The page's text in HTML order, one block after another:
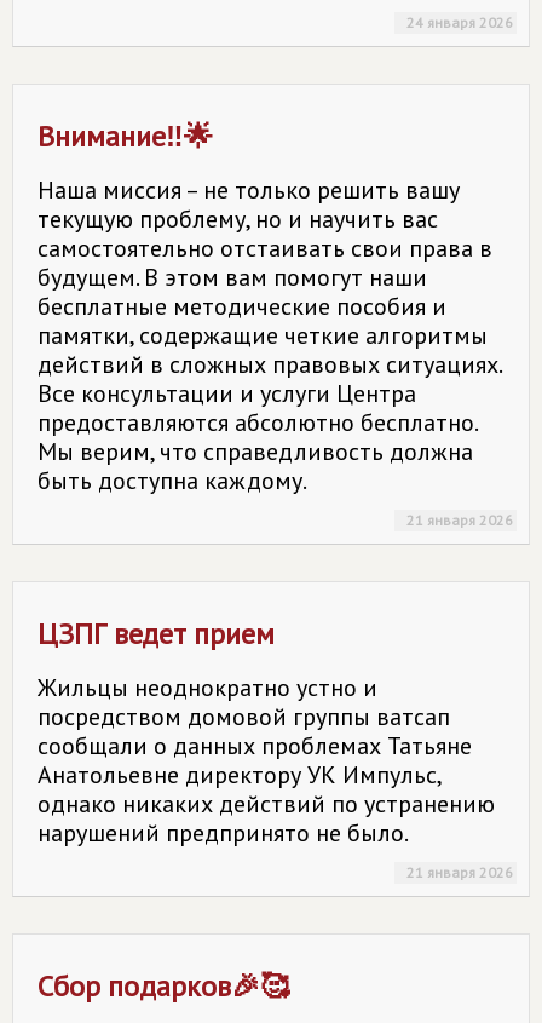
24 января 2026
Внимание‼️🌟
Наша миссия – не только решить вашу
текущую проблему, но и научить вас
самостоятельно отстаивать свои права в
будущем. В этом вам помогут наши
бесплатные методические пособия и
памятки, содержащие четкие алгоритмы
действий в сложных правовых ситуациях.
Все консультации и услуги Центра
предоставляются абсолютно бесплатно.
Мы верим, что справедливость должна
быть доступна каждому.
21 января 2026
ЦЗПГ ведет прием
Жильцы неоднократно устно и
посредством домовой группы ватсап
сообщали о данных проблемах Татьяне
Анатольевне директору УК Импульс,
однако никаких действий по устранению
нарушений предпринято не было.
21 января 2026
Сбор подарков🎉🥰